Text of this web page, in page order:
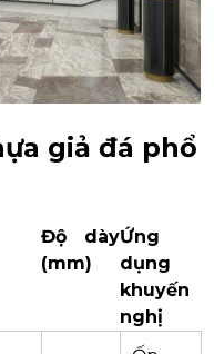
giả đá phổ
Độ dày
(mm)
Ứng
dụng
khuyến
nghị